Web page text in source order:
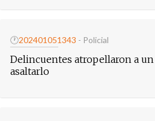
🕐202401051343 - Policial
Delincuentes atropellaron a
asaltarlo